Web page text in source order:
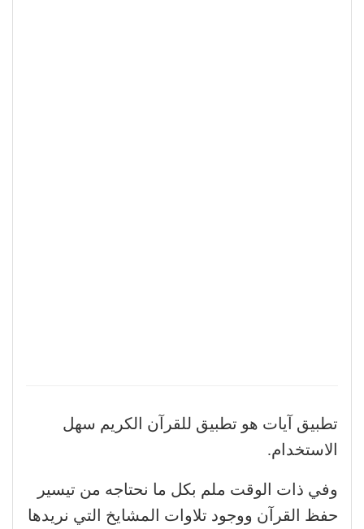
تطبيق آيات هو تطبيق للقرآن الكريم سهل
الاستخدام.
وفي ذات الوقت ملم بكل ما نحتاجه من تيسير
حفظ القرآن ووجود تلاوات المشايخ التي نريدها